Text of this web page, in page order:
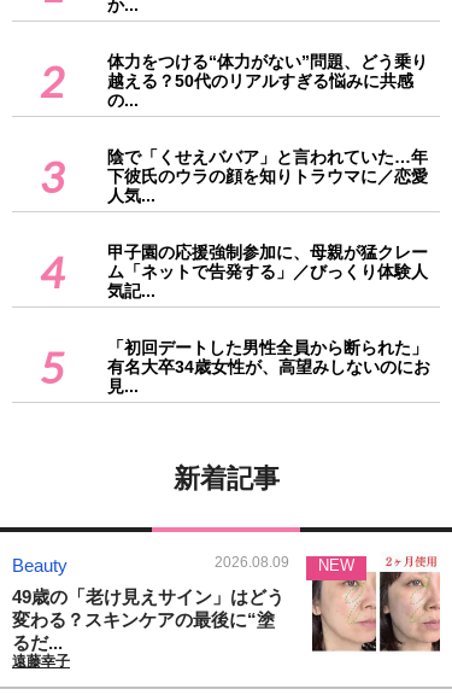
か...
2
体力をつける“体力がない”問題、どう乗り
越える？50代のリアルすぎる悩みに共感
の...
3
陰で「くせえババア」と言われていた…年
下彼氏のウラの顔を知りトラウマに／恋愛
人気...
4
甲子園の応援強制参加に、母親が猛クレー
ム「ネットで告発する」／びっくり体験人
気記...
5
「初回デートした男性全員から断られた」
有名大卒34歳女性が、高望みしないのにお
見...
新着記事
Beauty 2026.08.09
49歳の「老け見えサイン」はどう
変わる？スキンケアの最後に“塗
るだ...
遠藤幸子
NEW